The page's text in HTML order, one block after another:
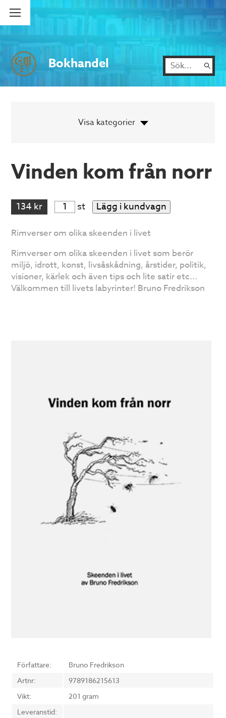
Bokhandel
Vinden kom från norr
134 kr st Lägg i kundvagn
Rimverser om olika skeenden i livet
Rimverser om olika skeenden i livet som berör
miljö, idrott, konst, livsåskådning, årstider, politik,
visioner, kärlek och även tips och lite satir etc...
Välkommen till livets labyrinter! Bruno Fredrikson
Författare:
Bruno Fredrikson
Artnr:
9789186215613
Vikt:
201 gram
Leveranstid: